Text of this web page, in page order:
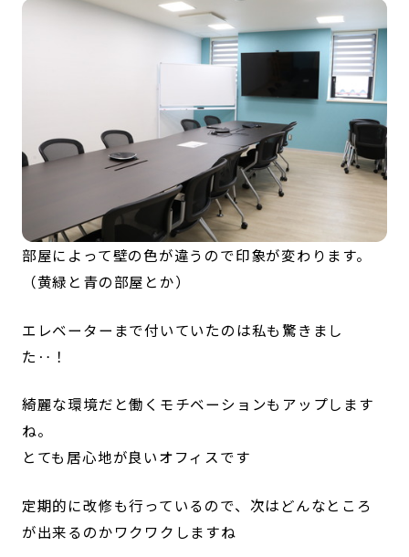
部屋によって壁の色が違うので印象が変わります。
（黄緑と青の部屋とか）
エレベーターまで付いていたのは私も驚きまし
た‥！
綺麗な環境だと働くモチベーションもアップします
ね。
とても居心地が良いオフィスです
定期的に改修も行っているので、次はどんなところ
が出来るのかワクワクしますね